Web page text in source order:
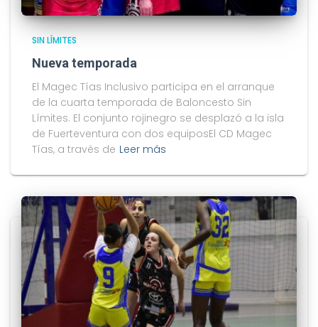
SIN LÍMITES
Nueva temporada
El Magec Tías Inclusivo participa en el arranque
de la cuarta temporada de Baloncesto Sin
Límites. El conjunto rojinegro se desplazó a la isla
de Fuerteventura con dos equiposEl CD Magec
Tías, a través de Leer más